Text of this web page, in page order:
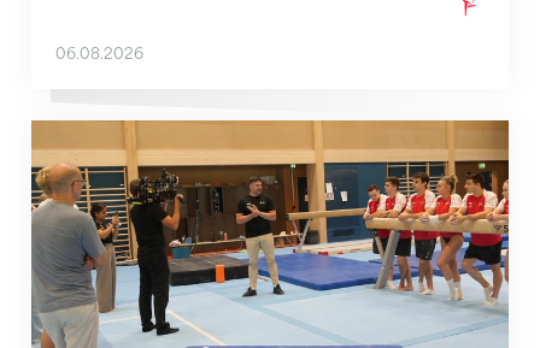
06.08.2026
Mit klaren Zielen nach Zagreb